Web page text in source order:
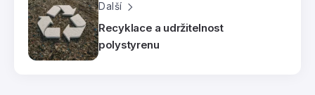
Další
Recyklace a udržitelnost
polystyrenu